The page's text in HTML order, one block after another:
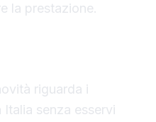
la prestazione.
riguarda i
senza esservi